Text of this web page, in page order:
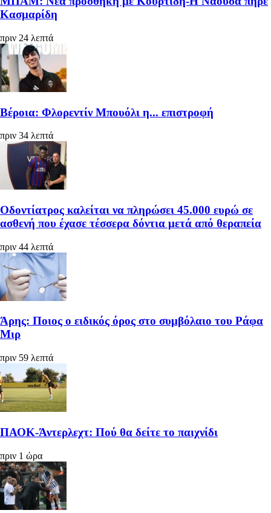
Κασμαρίδη
πριν 24 λεπτά
Βέροια: Φλορεντίν Μπουόλι η... επιστροφή
πριν 34 λεπτά
Οδοντίατρος καλείται να πληρώσει 45.000 ευρώ σε
ασθενή που έχασε τέσσερα δόντια μετά από θεραπεία
πριν 44 λεπτά
Άρης: Ποιος ο ειδικός όρος στο συμβόλαιο του Ράφα
Μιρ
πριν 59 λεπτά
ΠΑΟΚ-Άντερλεχτ: Πού θα δείτε το παιχνίδι
πριν 1 ώρα